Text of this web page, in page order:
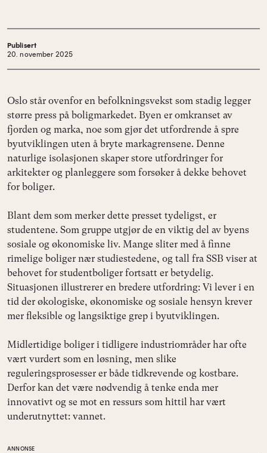
Publisert
20. november 2025
Oslo står ovenfor en befolkningsvekst som stadig legger
større press på boligmarkedet. Byen er omkranset av
fjorden og marka, noe som gjør det utfordrende å spre
byutviklingen uten å bryte markagrensene. Denne
naturlige isolasjonen skaper store utfordringer for
arkitekter og planleggere som forsøker å dekke behovet
for boliger.
Blant dem som merker dette presset tydeligst, er
studentene. Som gruppe utgjør de en viktig del av byens
sosiale og økonomiske liv. Mange sliter med å finne
rimelige boliger nær studiestedene, og tall fra SSB viser at
behovet for studentboliger fortsatt er betydelig.
Situasjonen illustrerer en bredere utfordring: Vi lever i en
tid der økologiske, økonomiske og sosiale hensyn krever
mer fleksible og langsiktige grep i byutviklingen.
Midlertidige boliger i tidligere industriområder har ofte
vært vurdert som en løsning, men slike
reguleringsprosesser er både tidkrevende og kostbare.
Derfor kan det være nødvendig å tenke enda mer
innovativt og se mot en ressurs som hittil har vært
underutnyttet: vannet.
ANNONSE